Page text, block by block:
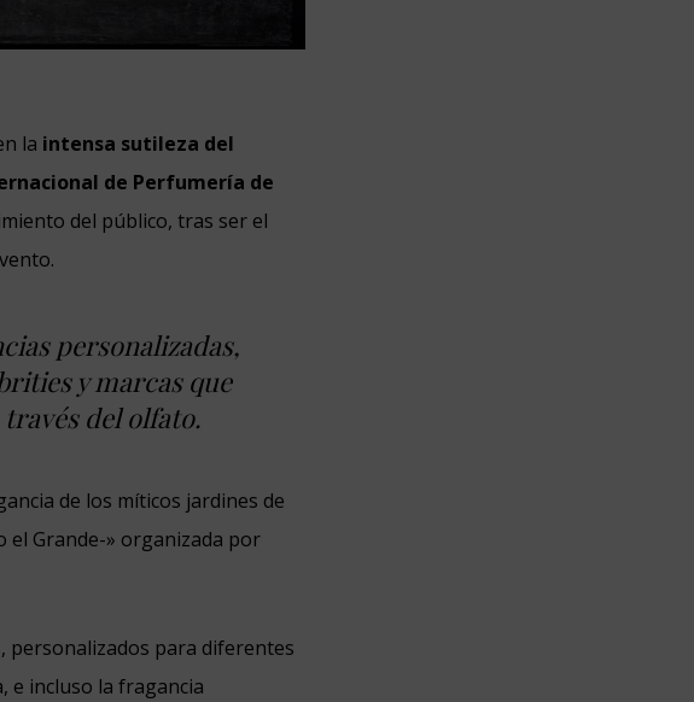
la intensa sutileza del
de Perfumería de
del público, tras ser el
personalizadas,
y marcas que
del olfato.
de los míticos jardines de
el Grande-» organizada por
personalizados para diferentes
e incluso la fragancia